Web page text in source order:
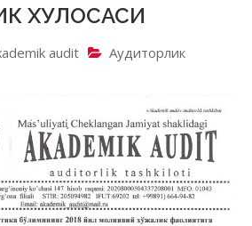
ХУЛОСАСИ
аudit
Аудиторлик